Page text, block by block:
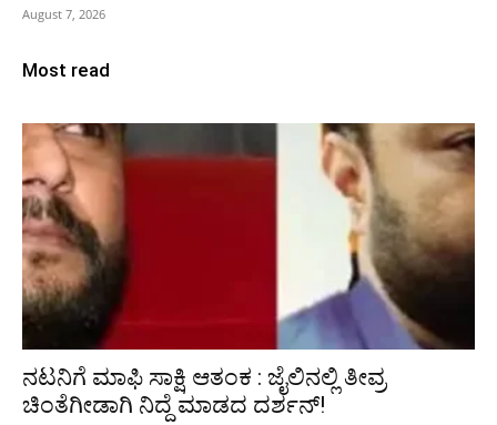
August 7, 2026
Most read
ನಟನಿಗೆ ಮಾಫಿ ಸಾಕ್ಷಿ ಆತಂಕ : ಜೈಲಿನಲ್ಲಿ ತೀವ್ರ
ಚಿಂತೆಗೀಡಾಗಿ ನಿದ್ದೆ ಮಾಡದ ದರ್ಶನ್!